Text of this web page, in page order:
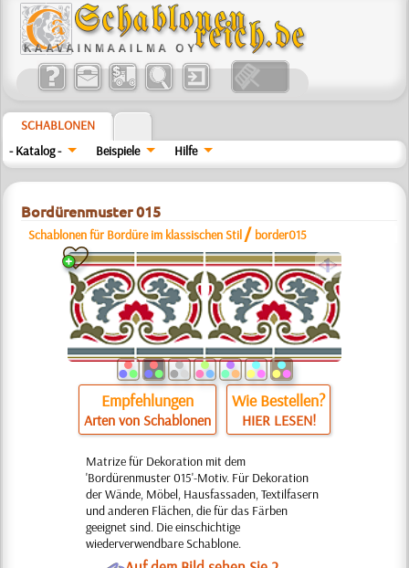
SCHABLONEN
- Katalog -
Beispiele Hilfe
Bordürenmuster 015
Schablonen für Bordüre im klassischen Stil / border015
a
Empfehlungen
Arten von Schablonen
Wie Bestellen?
HIER LESEN!
Matrize für Dekoration mit dem
'Bordürenmuster 015'-Motiv. Für Dekoration
der Wände, Möbel, Hausfassaden, Textilfasern
und anderen Flächen, die für das Färben
geeignet sind. Die einschichtige
wiederverwendbare Schablone.